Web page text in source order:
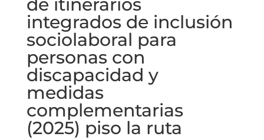
de itinerarios
integrados de inclusión
sociolaboral para
personas con
discapacidad y
medidas
complementarias
(2025) piso la ruta